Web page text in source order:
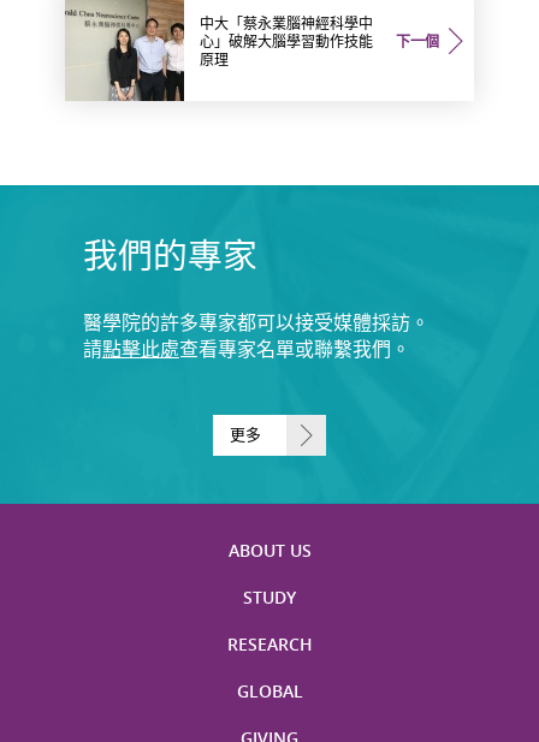
下一個
中大「蔡永業腦神經科學中
心」破解大腦學習動作技能
原理
我們的專家
醫學院的許多專家都可以接受媒體採訪。
請點擊此處查看專家名單或聯繫我們。
更多
ABOUT US
STUDY
RESEARCH
GLOBAL